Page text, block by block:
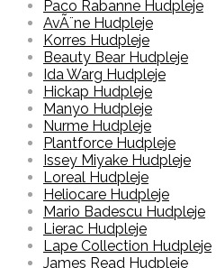
Paco Rabanne Hudpleje
AvÃ¨ne Hudpleje
Korres Hudpleje
Beauty Bear Hudpleje
Ida Warg Hudpleje
Hickap Hudpleje
Manyo Hudpleje
Nurme Hudpleje
Plantforce Hudpleje
Issey Miyake Hudpleje
Loreal Hudpleje
Heliocare Hudpleje
Mario Badescu Hudpleje
Lierac Hudpleje
Lape Collection Hudpleje
James Read Hudpleje